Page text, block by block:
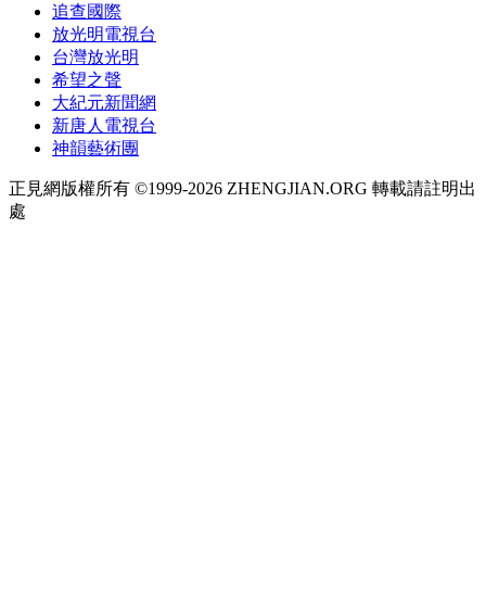
追查國際
放光明電視台
台灣放光明
希望之聲
大紀元新聞網
新唐人電視台
神韻藝術團
正見網版權所有 ©1999-2026 ZHENGJIAN.ORG 轉載請註明出
處